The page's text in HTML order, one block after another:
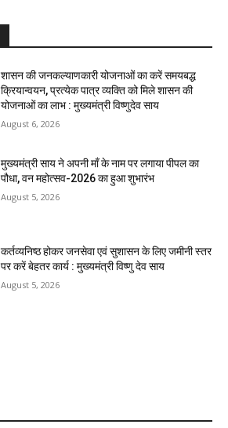
शासन की जनकल्याणकारी योजनाओं का करें समयबद्ध
क्रियान्वयन, प्रत्येक पात्र व्यक्ति को मिले शासन की
योजनाओं का लाभ : मुख्यमंत्री विष्णुदेव साय
August 6, 2026
मुख्यमंत्री साय ने अपनी माँ के नाम पर लगाया पीपल का
पौधा, वन महोत्सव-2026 का हुआ शुभारंभ
August 5, 2026
कर्तव्यनिष्ठ होकर जनसेवा एवं सुशासन के लिए जमीनी स्तर
पर करें बेहतर कार्य : मुख्यमंत्री विष्णु देव साय
August 5, 2026